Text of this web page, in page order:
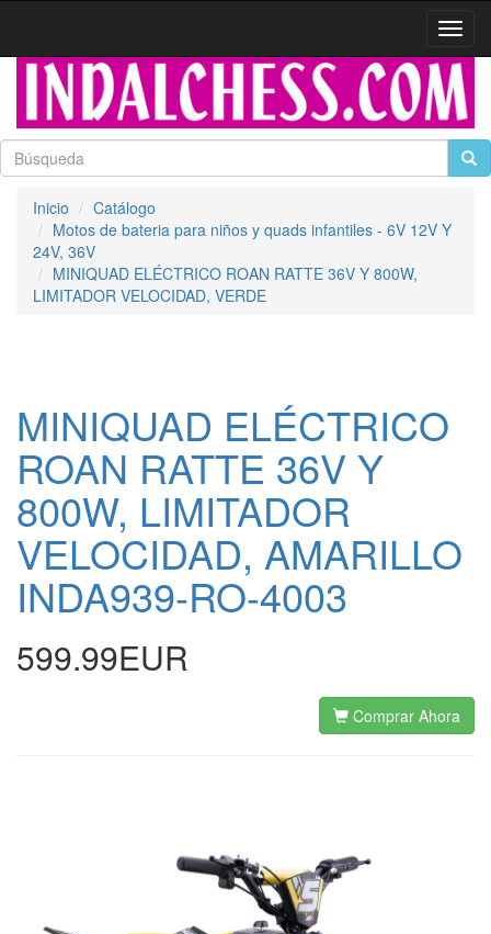
Inicio
Catálogo
Motos de bateria para niños y quads infantiles - 6V 12V Y
24V, 36V
MINIQUAD ELÉCTRICO ROAN RATTE 36V Y 800W,
LIMITADOR VELOCIDAD, VERDE
MINIQUAD ELÉCTRICO
ROAN RATTE 36V Y
800W, LIMITADOR
VELOCIDAD, AMARILLO
INDA939-RO-4003
599.99EUR
Comprar Ahora